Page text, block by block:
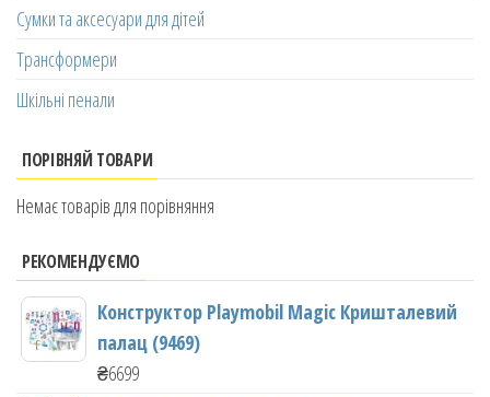
Сумки та аксесуари для дітей
Трансформери
Шкільні пенали
ПОРІВНЯЙ ТОВАРИ
Немає товарів для порівняння
РЕКОМЕНДУЄМО
Конструктор Playmobil Magic Кришталевий
палац (9469)
₴6699